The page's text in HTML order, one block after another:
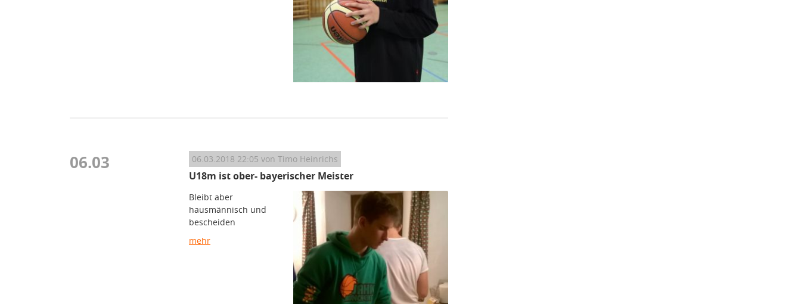
06.03 06.03.2018 22:05 von Timo Heinrichs
U18m ist ober- bayerischer Meister
Bleibt aber
hausmännisch und
bescheiden
mehr